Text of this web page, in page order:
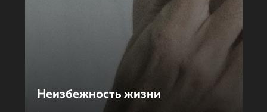
Неизбежность жизни